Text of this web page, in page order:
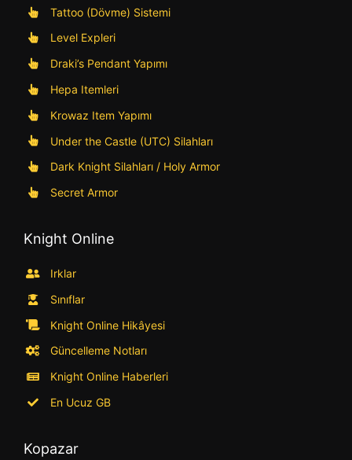
Tattoo (Dövme) Sistemi
Level Expleri
Draki’s Pendant Yapımı
Hepa Itemleri
Krowaz Item Yapımı
Under the Castle (UTC) Silahları
Dark Knight Silahları / Holy Armor
Secret Armor
Knight Online
Irklar
Sınıflar
Knight Online Hikâyesi
Güncelleme Notları
Knight Online Haberleri
En Ucuz GB
Kopazar